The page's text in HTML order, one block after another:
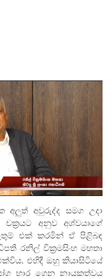
අලුත් අවුරුද්ද සමග උදා
අනුව අශ්වයාගේ
එක් කරමින් ඒ පිළිබඳ
රනිල් වික්‍රමසිංහ මහතා
එහිදී ඔහු කියාසිටියේ
භාර ගෙන නායකත්වය